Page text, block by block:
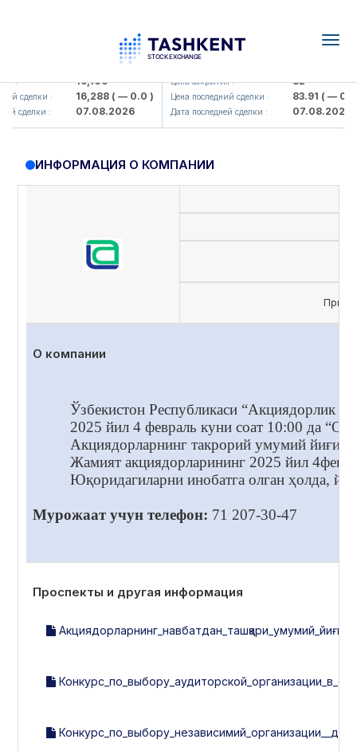
: 16,100
сделки : 16,288( — 0.0 )
сделки : 07.08.2026
KFSK (<Kafolat sug'urta
Цена закрытия : 82
Цена последний сделки : 83.91( — 0.0 )
Дата последней сделки : 07.08.2026
ИНФОРМАЦИЯ О КОМПАНИИ
О компании
Ўзбекистон Республикаси “Акциядорлик
2025 йил 4 февраль куни соат 10:00 да
Акциядорларнинг такрорий умумий
Жамият акциядорларининг 2025 йил
Юқоридагиларни инобатга олган ҳолда,
Мурожаат учун телефон: 71 207-30-47
Проспекты и другая информация